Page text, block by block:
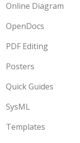
Online Diagram
OpenDocs
PDF Editing
Posters
Quick Guides
SysML
Templates